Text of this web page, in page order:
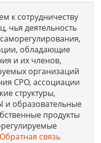
к сотрудничеству
чья деятельность
обладающие
и их членов,
организаций
СРО, ассоциации
структуры,
и образовательные
продукты
Обратная связь